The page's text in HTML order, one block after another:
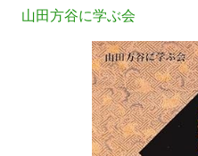
山田方谷に学ぶ会